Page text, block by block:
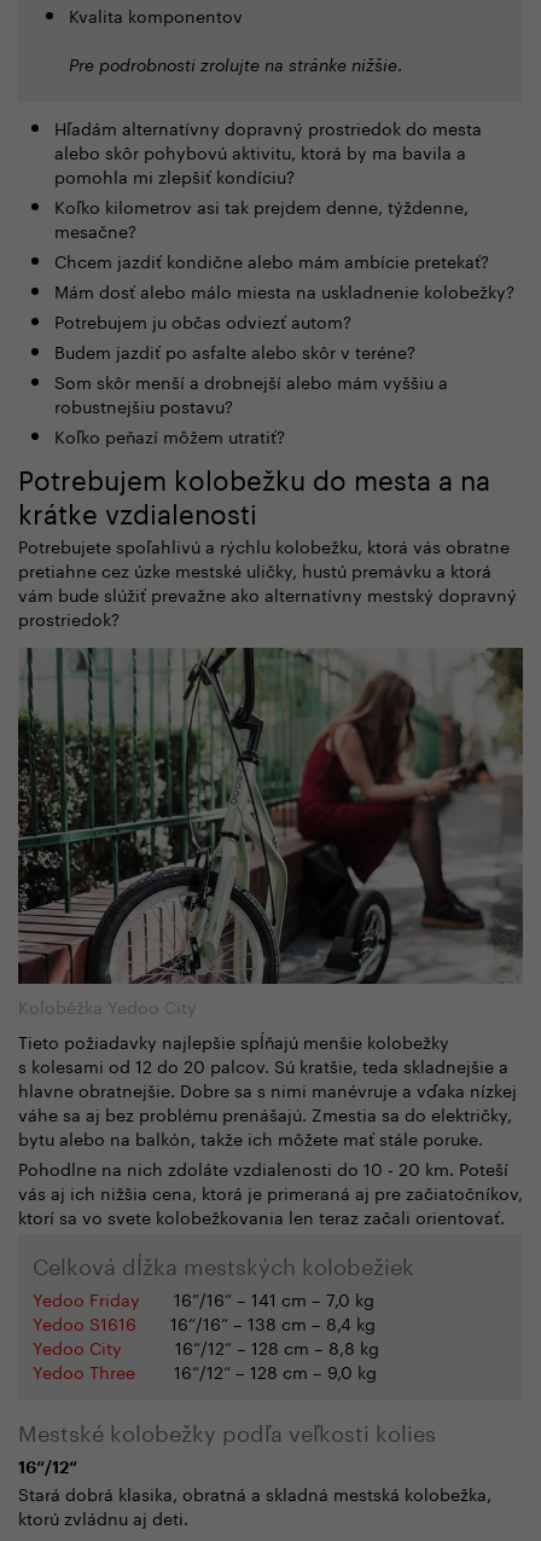
Kvalita komponentov
Pre podrobnosti zrolujte na stránke nižšie.
Hľadám alternatívny dopravný prostriedok do mesta
alebo skôr pohybovú aktivitu, ktorá by ma bavila a
pomohla mi zlepšiť kondíciu?
Koľko kilometrov asi tak prejdem denne, týždenne,
mesačne?
Chcem jazdiť kondične alebo mám ambície pretekať?
Mám dosť alebo málo miesta na uskladnenie kolobežky?
Potrebujem ju občas odviezť autom?
Budem jazdiť po asfalte alebo skôr v teréne?
Som skôr menší a drobnejší alebo mám vyššiu a
robustnejšiu postavu?
Koľko peňazí môžem utratiť?
Potrebujem kolobežku do mesta a na
krátke vzdialenosti
Potrebujete spoľahlivú a rýchlu kolobežku, ktorá vás obratne
pretiahne cez úzke mestské uličky, hustú premávku a ktorá
vám bude slúžiť prevažne ako alternatívny mestský dopravný
prostriedok?
Koloběžka Yedoo City
Tieto požiadavky najlepšie spĺňajú menšie kolobežky
s kolesami od 12 do 20 palcov. Sú kratšie, teda skladnejšie a
hlavne obratnejšie. Dobre sa s nimi manévruje a vďaka nízkej
váhe sa aj bez problému prenášajú. Zmestia sa do električky,
bytu alebo na balkón, takže ich môžete mať stále poruke.
Pohodlne na nich zdoláte vzdialenosti do 10 - 20 km. Poteší
vás aj ich nižšia cena, ktorá je primeraná aj pre začiatočníkov,
ktorí sa vo svete kolobežkovania len teraz začali orientovať.
Celková dĺžka mestských kolobežiek
Yedoo Friday 16“/16“– 141 cm – 7,0 kg
Yedoo S1616 16“/16“– 138 cm – 8,4 kg
Yedoo City 16“/12“– 128 cm – 8,8 kg
Yedoo Three
16“/12“ – 128 cm – 9,0 kg
Mestské kolobežky podľa veľkosti kolies
16“/12“
Stará dobrá klasika, obratná a skladná mestská kolobežka,
ktorú zvládnu aj deti.